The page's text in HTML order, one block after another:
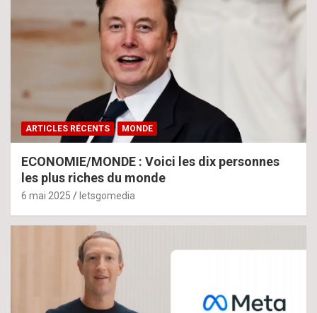
ARTICLES RÉCENTS MONDE
ECONOMIE/MONDE : Voici les dix personnes
les plus riches du monde
6 mai 2025 letsgomedia